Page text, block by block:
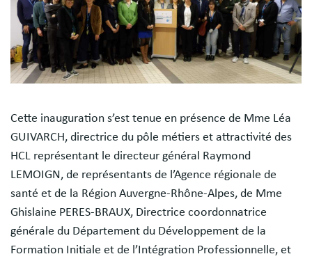
Cette inauguration s’est tenue en présence de Mme Léa
GUIVARCH, directrice du pôle métiers et attractivité des
HCL représentant le directeur général Raymond
LEMOIGN, de représentants de l’Agence régionale de
santé et de la Région Auvergne-Rhône-Alpes, de Mme
Ghislaine PERES-BRAUX, Directrice coordonnatrice
générale du Département du Développement de la
Formation Initiale et de l’Intégration Professionnelle, et